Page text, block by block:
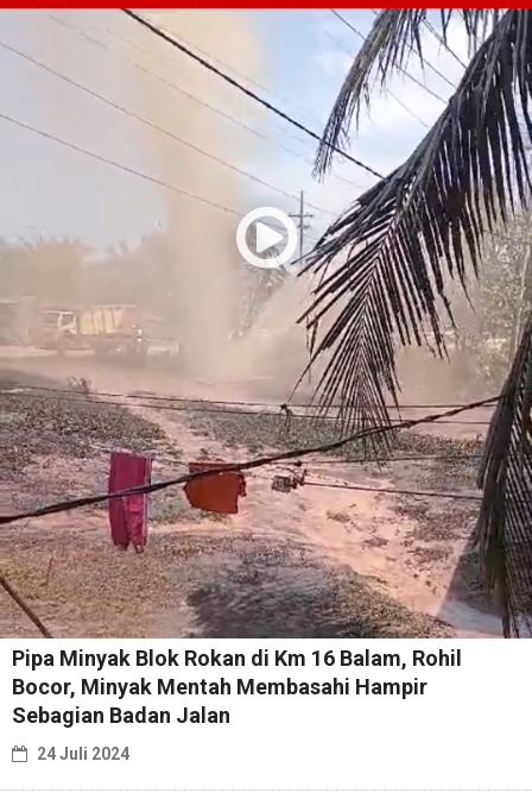
Pipa Minyak Blok Rokan di Km 16 Balam, Rohil
Bocor, Minyak Mentah Membasahi Hampir
Sebagian Badan Jalan
24 Juli 2024